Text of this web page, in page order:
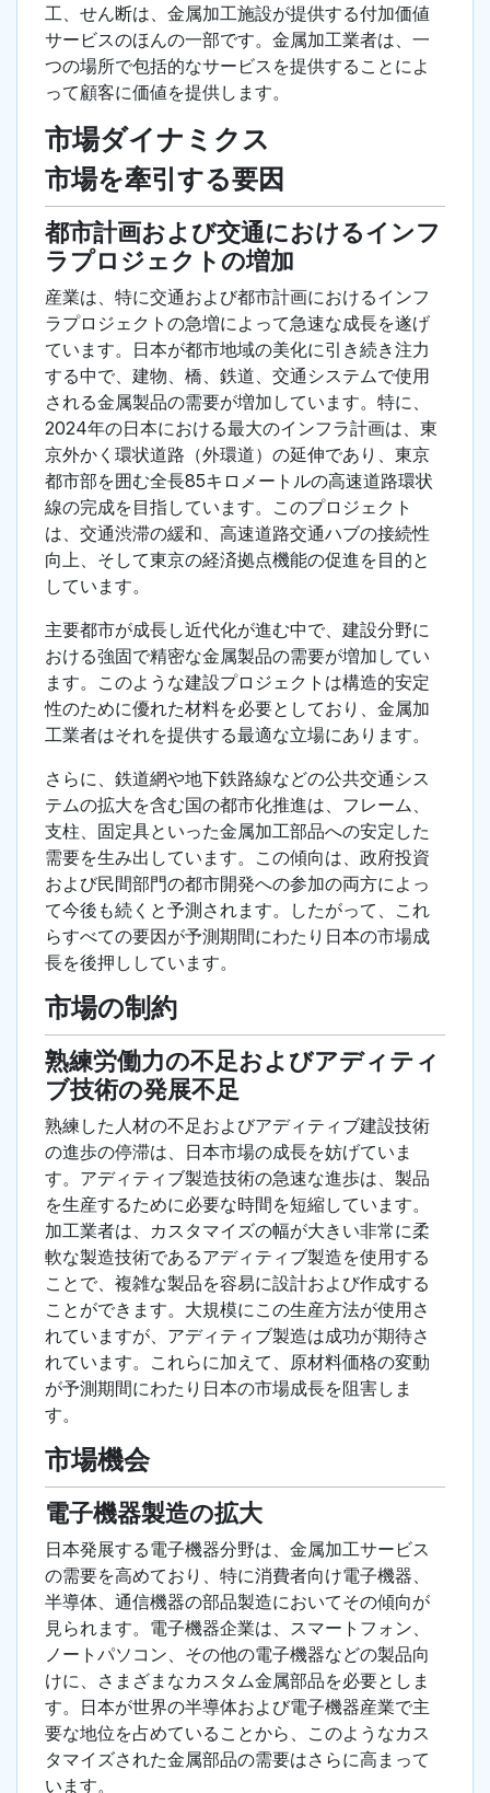
工、せん断は、金属加工施設が提供する付加価値
サービスのほんの一部です。金属加工業者は、一
つの場所で包括的なサービスを提供することによ
って顧客に価値を提供します。
市場ダイナミクス
市場を牽引する要因
都市計画および交通におけるインフ
ラプロジェクトの増加
産業は、特に交通および都市計画におけるインフ
ラプロジェクトの急増によって急速な成長を遂げ
ています。日本が都市地域の美化に引き続き注力
する中で、建物、橋、鉄道、交通システムで使用
される金属製品の需要が増加しています。特に、
2024年の日本における最大のインフラ計画は、東
京外かく環状道路（外環道）の延伸であり、東京
都市部を囲む全長85キロメートルの高速道路環状
線の完成を目指しています。このプロジェクト
は、交通渋滞の緩和、高速道路交通ハブの接続性
向上、そして東京の経済拠点機能の促進を目的と
しています。
主要都市が成長し近代化が進む中で、建設分野に
おける強固で精密な金属製品の需要が増加してい
ます。このような建設プロジェクトは構造的安定
性のために優れた材料を必要としており、金属加
工業者はそれを提供する最適な立場にあります。
さらに、鉄道網や地下鉄路線などの公共交通シス
テムの拡大を含む国の都市化推進は、フレーム、
支柱、固定具といった金属加工部品への安定した
需要を生み出しています。この傾向は、政府投資
および民間部門の都市開発への参加の両方によっ
て今後も続くと予測されます。したがって、これ
らすべての要因が予測期間にわたり日本の市場成
長を後押ししています。
市場の制約
熟練労働力の不足およびアディティ
ブ技術の発展不足
熟練した人材の不足およびアディティブ建設技術
の進歩の停滞は、日本市場の成長を妨げていま
す。アディティブ製造技術の急速な進歩は、製品
を生産するために必要な時間を短縮しています。
加工業者は、カスタマイズの幅が大きい非常に柔
軟な製造技術であるアディティブ製造を使用する
ことで、複雑な製品を容易に設計および作成する
ことができます。大規模にこの生産方法が使用さ
れていますが、アディティブ製造は成功が期待さ
れています。これらに加えて、原材料価格の変動
が予測期間にわたり日本の市場成長を阻害しま
す。
市場機会
電子機器製造の拡大
日本発展する電子機器分野は、金属加工サービス
の需要を高めており、特に消費者向け電子機器、
半導体、通信機器の部品製造においてその傾向が
見られます。電子機器企業は、スマートフォン、
ノートパソコン、その他の電子機器などの製品向
けに、さまざまなカスタム金属部品を必要としま
す。日本が世界の半導体および電子機器産業で主
要な地位を占めていることから、このようなカス
タマイズされた金属部品の需要はさらに高まって
います。